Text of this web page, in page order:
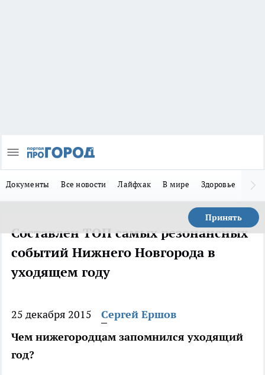
Документы Все новости Лайфхак В мире Здоровье
Принять
Составлен ТОП самых резонансных
событий Нижнего Новгорода в
уходящем году
25 декабря 2015
Сергей Ершов
Чем нижегородцам запомнился уходящий
год?